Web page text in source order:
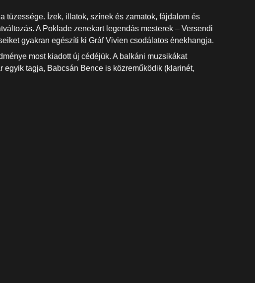
tüzessége. Ízek, illatok, színek és zamatok, fájdalom és
A Poklade zenekart legendás mesterek – Versendi
gyakran egészíti ki Gráf Vivien csodálatos énekhangja.
most kiadott új cédéjük. A balkáni muzsikákat
tagja, Babcsán Bence is közreműködik (klarinét,